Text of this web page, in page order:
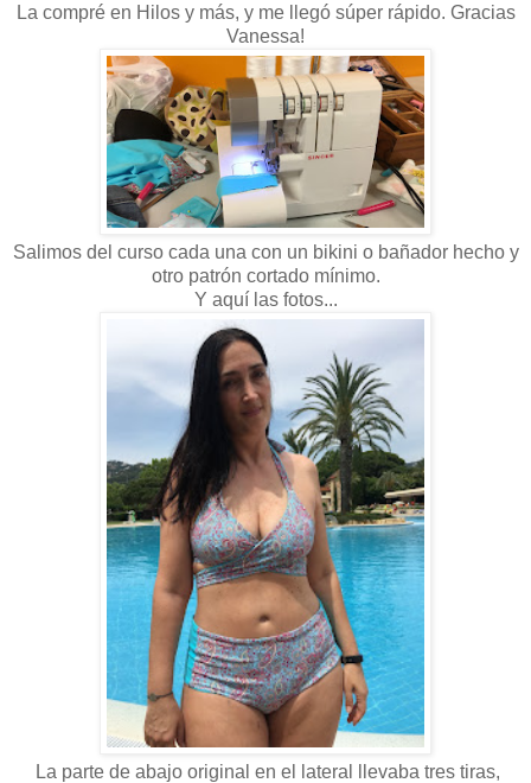
La compré en Hilos y más, y me llegó súper rápido. Gracias
Vanessa!
Salimos del curso cada una con un bikini o bañador hecho y
otro patrón cortado mínimo.
Y aquí las fotos...
La parte de abajo original en el lateral llevaba tres tiras,